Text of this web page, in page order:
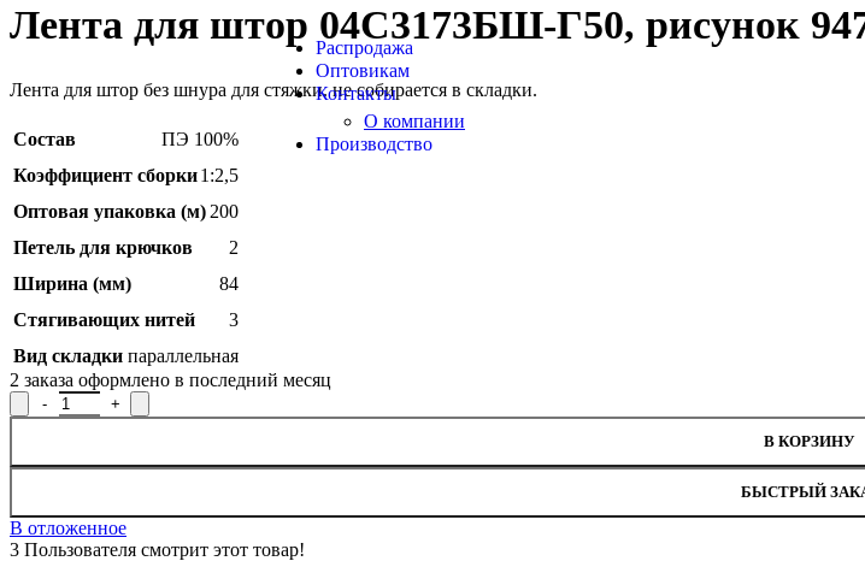
Продукция из арамидных нитей
Распродажа
Оптовикам
Контакты
О компании
Производство
Лента для штор 04С3173БШ-Г50, рисунок
Лента для штор без шнура для стяжки. не собирается в складки.
Состав
ПЭ 100%
Коэффициент сборки1:2,5
Оптовая упаковка (м) 200
Петель для крючков
2
Ширина (мм)
84
Стягивающих нитей
3
Вид складки параллельная
2 заказа оформлено в последний месяц
Количество товара Лента для штор 04С3173БШ-Г50, рисунок 9474
В КОРЗИНУ
БЫСТРЫЙ
В отложенное
3 Пользователя смотрит этот товар!